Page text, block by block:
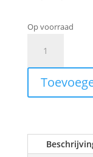
Op voorraad
Hooy
Afslank
Kruidendrank
aantal